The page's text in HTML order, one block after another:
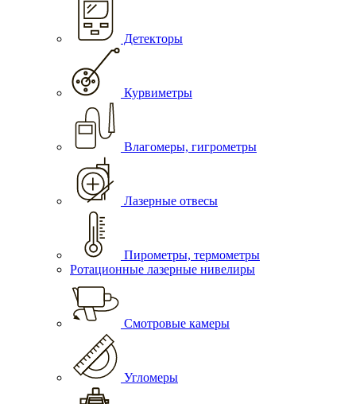
Детекторы
Курвиметры
Влагомеры, гигрометры
Лазерные отвесы
Пирометры, термометры
Ротационные лазерные нивелиры
Смотровые камеры
Угломеры